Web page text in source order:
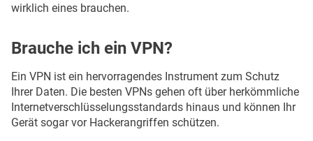
wirklich eines brauchen.
Brauche ich ein VPN?
Ein VPN ist ein hervorragendes Instrument zum Schutz
Ihrer Daten. Die besten VPNs gehen oft über herkömmliche
Internetverschlüsselungsstandards hinaus und können Ihr
Gerät sogar vor Hackerangriffen schützen.